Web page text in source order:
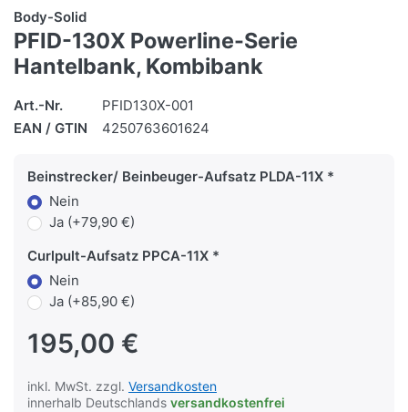
Body-Solid
PFID-130X Powerline-Serie
Hantelbank, Kombibank
Art.-Nr.
PFID130X-001
EAN / GTIN
4250763601624
Beinstrecker/ Beinbeuger-Aufsatz PLDA-11X
Nein
Ja (+79,90 €)
Curlpult-Aufsatz PPCA-11X
Nein
Ja (+85,90 €)
195,00 €
inkl. MwSt. zzgl. Versandkosten
innerhalb Deutschlands versandkostenfrei